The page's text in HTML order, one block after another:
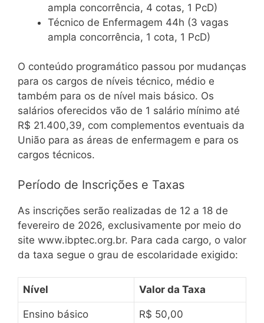
ampla concorrência, 4 cotas, 1 PcD)
Técnico de Enfermagem 44h (3 vagas
ampla concorrência, 1 cota, 1 PcD)
O conteúdo programático passou por mudanças
para os cargos de níveis técnico, médio e
também para os de nível mais básico. Os
salários oferecidos vão de 1 salário mínimo até
R$ 21.400,39, com complementos eventuais da
União para as áreas de enfermagem e para os
cargos técnicos.
Período de Inscrições e Taxas
As inscrições serão realizadas de 12 a 18 de
fevereiro de 2026, exclusivamente por meio do
site www.ibptec.org.br. Para cada cargo, o valor
da taxa segue o grau de escolaridade exigido:
Nível Valor da Taxa
Ensino básico R$ 50,00